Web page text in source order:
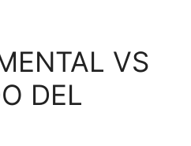
VS
DEL